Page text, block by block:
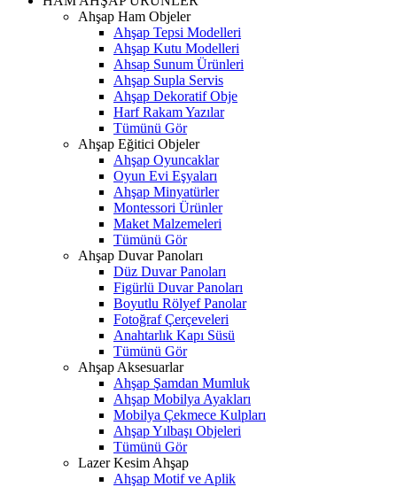
Ahşap Ham Objeler
Ahşap Tepsi Modelleri
Ahşap Kutu Modelleri
Ahsap Sunum Ürünleri
Ahşap Supla Servis
Ahşap Dekoratif Obje
Harf Rakam Yazılar
Tümünü Gör
Ahşap Eğitici Objeler
Ahşap Oyuncaklar
Oyun Evi Eşyaları
Ahşap Minyatürler
Montessori Ürünler
Maket Malzemeleri
Tümünü Gör
Ahşap Duvar Panoları
Düz Duvar Panoları
Figürlü Duvar Panoları
Boyutlu Rölyef Panolar
Fotoğraf Çerçeveleri
Anahtarlık Kapı Süsü
Tümünü Gör
Ahşap Aksesuarlar
Ahşap Şamdan Mumluk
Ahşap Mobilya Ayakları
Mobilya Çekmece Kulpları
Ahşap Yılbaşı Objeleri
Tümünü Gör
Lazer Kesim Ahşap
Ahşap Motif ve Aplik